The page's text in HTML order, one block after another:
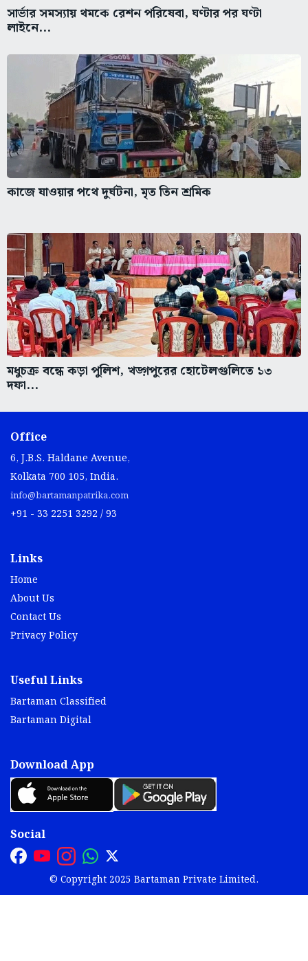
সার্ভার সমস্যায় থমকে রেশন পরিষেবা, ঘণ্টার পর ঘণ্টা
লাইনে...
কাজে যাওয়ার পথে দুর্ঘটনা, মৃত তিন শ্রমিক
মধুচক্র বন্ধে কড়া পুলিশ, খড়্গপুরের হোটেলগুলিতে ১৩
দফা...
Office
6, J.B.S. Haldane Avenue,
Kolkata 700 105, India.
info@bartamanpatrika.com
+91 - 33 2251 3292 / 93
Links
Home
About Us
Contact Us
Privacy Policy
Useful Links
Bartaman Classified
Bartaman Digital
Download App
Social
© Copyright 2025 Bartaman Private Limited.